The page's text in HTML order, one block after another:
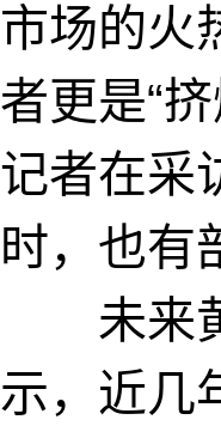
市场的火
者更是“
记者在采
时，也有
未来黄
示，近几